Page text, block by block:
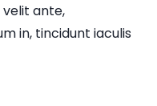
velit ante,
in, tincidunt iaculis